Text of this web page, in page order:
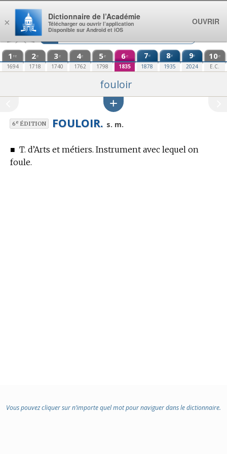
Aller au contenu
1 re
1694
2e
1718
3e
1740
4e
1762
5e
1798
6e
1835
7e
1878
8e
1935
9e
2024
10e
E.C.
fouloir
6eÉDITION FOULOIR. s. m.
■ T. d’Arts et métiers. Instrument avec lequel on
foule.
Vous pouvez cliquer sur n’importe quel mot pour naviguer dans le dictionnaire.
×
Dictionnaire de l’Académie
Télécharger ou ouvrir l’application
Disponible sur Android et iOS
OUVRIR